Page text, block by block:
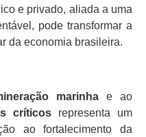
e privado, aliada a uma
pode transformar a
da economia brasileira.
marinha e ao
críticos representa um
ao fortalecimento da